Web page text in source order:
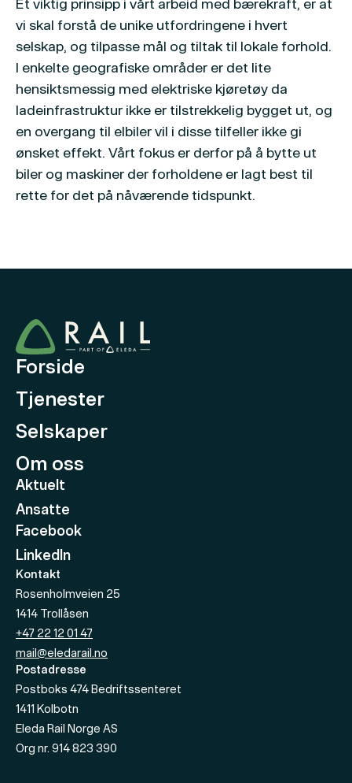
Et viktig prinsipp i vårt arbeid med bærekraft, er at
vi skal forstå de unike utfordringene i hvert
selskap, og tilpasse mål og tiltak til lokale forhold.
I enkelte geografiske områder er det lite
hensiktsmessig med elektriske kjøretøy da
ladeinfrastruktur ikke er tilstrekkelig bygget ut, og
en overgang til elbiler vil i disse tilfeller ikke gi
ønsket effekt. Vårt fokus er derfor på å bytte ut
biler og maskiner der forholdene er lagt best til
rette for det på nåværende tidspunkt.
Forside
Tjenester
Selskaper
Om oss
Aktuelt
Ansatte
Facebook
LinkedIn
Kontakt
Rosenholmveien 25
1414 Trollåsen
+47 22 12 01 47
mail@eledarail.no
Postadresse
Postboks 474 Bedriftssenteret
1411 Kolbotn
Eleda Rail Norge AS
Org nr. 914 823 390